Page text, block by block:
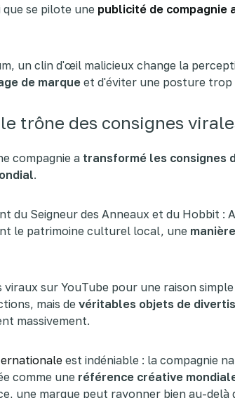
que se pilote une publicité de compagnie
un clin d'œil malicieux change la
de marqueet d'éviter une posture trop
trône des consignes
compagnie a transformé les consignes
.
du Seigneur des Anneaux et du Hobbit :
le patrimoine culturel local, une
sur YouTube pour une raison simple
mais de véritables objets de
massivement.
est indéniable : la compagnie
comme une référence créative
une marque peut rayonner bien au-delà